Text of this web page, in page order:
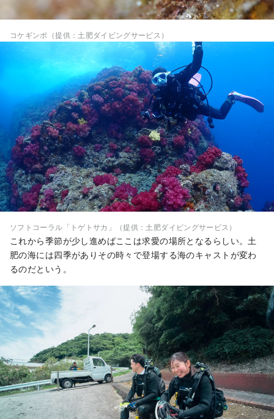
コケギンポ（提供：土肥ダイビングサービス）
ソフトコーラル「トゲトサカ」（提供：土肥ダイビングサービス）
これから季節が少し進めばここは求愛の場所となるらしい。土
肥の海には四季がありその時々で登場する海のキャストが変わ
るのだという。